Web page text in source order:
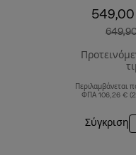
Περιλαμβάνεται
ΦΠΑ 106,26 €
Σύγκριση